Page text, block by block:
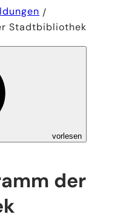
Stadtbibliothek
vorlesen
der